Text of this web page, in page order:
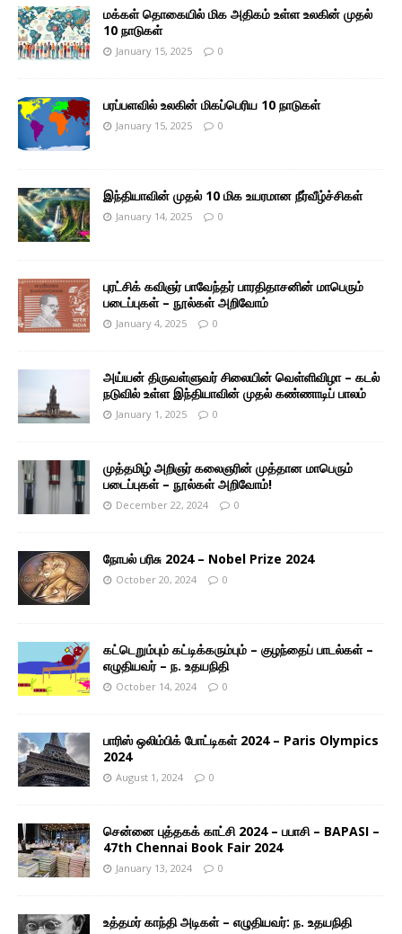
மக்கள் தொகையில் மிக அதிகம் உள்ள உலகின் முதல்
10 நாடுகள்
January 15, 2025 0
பரப்பளவில் உலகின் மிகப்பெரிய 10 நாடுகள்
January 15, 2025 0
இந்தியாவின் முதல் 10 மிக உயரமான நீர்வீழ்ச்சிகள்
January 14, 2025 0
புரட்சிக் கவிஞர் பாவேந்தர் பாரதிதாசனின் மாபெரும்
படைப்புகள் – நூல்கள் அறிவோம்
January 4, 2025 0
அய்யன் திருவள்ளுவர் சிலையின் வெள்ளிவிழா – கடல்
நடுவில் உள்ள இந்தியாவின் முதல் கண்ணாடிப் பாலம்
January 1, 2025 0
முத்தமிழ் அறிஞர் கலைஞரின் முத்தான மாபெரும்
படைப்புகள் – நூல்கள் அறிவோம்!
December 22, 2024 0
நோபல் பரிசு 2024 – Nobel Prize 2024
October 20, 2024 0
கட்டெறும்பும் கட்டிக்கரும்பும் – குழந்தைப் பாடல்கள் –
எழுதியவர் – ந. உதயநிதி
October 14, 2024 0
பாரிஸ் ஒலிம்பிக் போட்டிகள் 2024 – Paris Olympics
2024
August 1, 2024 0
சென்னை புத்தகக் காட்சி 2024 – பபாசி – BAPASI –
47th Chennai Book Fair 2024
January 13, 2024 0
உத்தமர் காந்தி அடிகள் – எழுதியவர்: ந. உதயநிதி